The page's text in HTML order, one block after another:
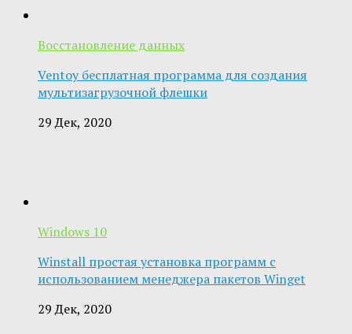
Восстановление данных
Ventoy бесплатная программа для создания
мультизагрузочной флешки
29 Дек, 2020
Windows 10
Winstall простая установка программ с
использованием менеджера пакетов Winget
29 Дек, 2020